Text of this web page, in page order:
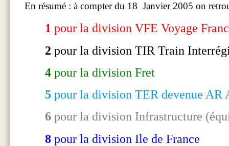
En résumé : à compter du 18 Janvier 2005 on
1 pour la division VFE Voyage
2 pour la division TIR Train
4 pour la division Fret
5 pour la division TER devenue AR
6 pour la division Infrastructure
8 pour la division Ile de France